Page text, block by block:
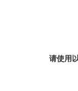
请使用